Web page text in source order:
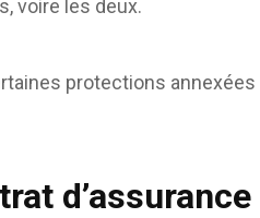
voire les deux.
protections
d’assurance